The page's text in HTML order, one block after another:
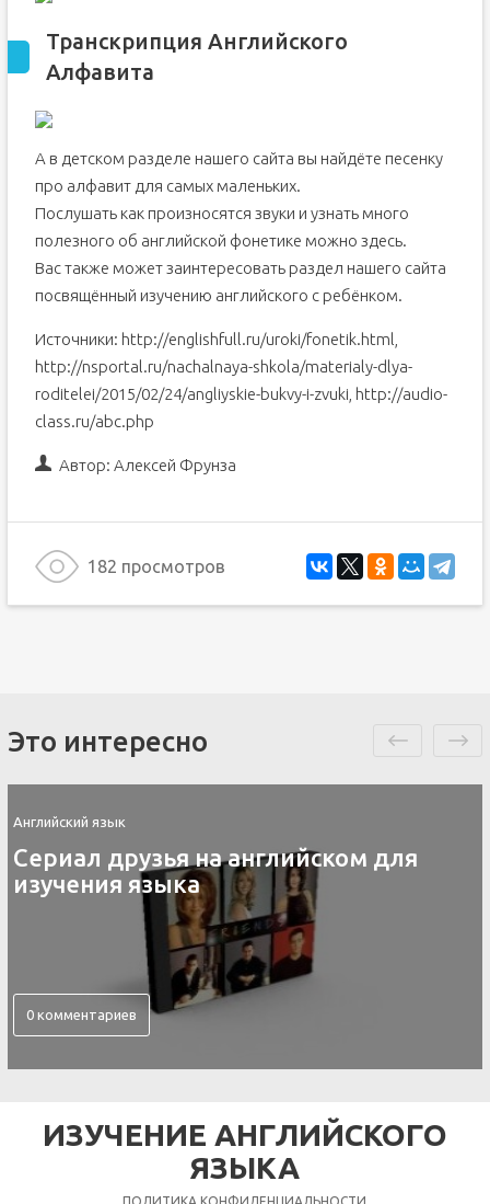
Транскрипция Английского
Алфавита
А в детском разделе нашего сайта вы найдёте песенку
про алфавит для самых маленьких.
Послушать как произносятся звуки и узнать много
полезного об английской фонетике можно здесь.
Вас также может заинтересовать раздел нашего сайта
посвящённый изучению английского с ребёнком.
Источники: http://englishfull.ru/uroki/fonetik.html,
http://nsportal.ru/nachalnaya-shkola/materialy-dlya-
roditelei/2015/02/24/angliyskie-bukvy-i-zvuki, http://audio-
class.ru/abc.php
Автор: Алексей Фрунза
182 просмотров
Это интересно
Английский язык
Сериал друзья на английском для
изучения языка
0 комментариев
ИЗУЧЕНИЕ АНГЛИЙСКОГО
ЯЗЫКА